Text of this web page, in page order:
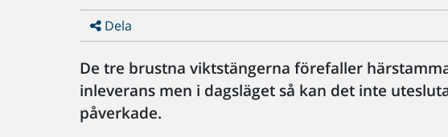
Dela
De tre brustna viktstängerna förefaller
inleverans men i dagsläget så kan det inte
påverkade.